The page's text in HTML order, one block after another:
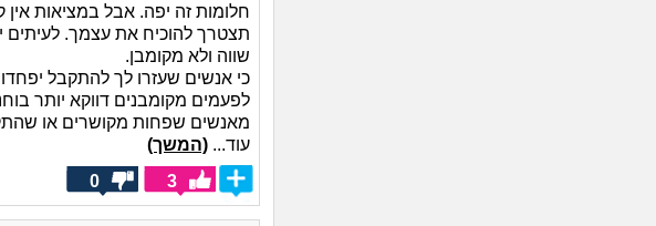
חלומות זה יפה. אבל במציאות
תצטרך להוכיח את עצמך. לעיתים
שווה ולא מקומבן.
כי אנשים שעזרו לך להתקבל
לפעמים מקומבנים דווקא יותר
מאנשים שפחות מקושרים או
עוד... (המשך)
3
0